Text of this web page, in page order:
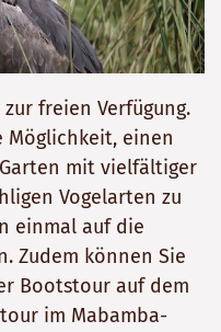
freien Verfügung.
einen
mit vielfältiger
Vogelarten zu
einmal auf die
Zudem können Sie
Bootstour auf dem
im Mabamba-